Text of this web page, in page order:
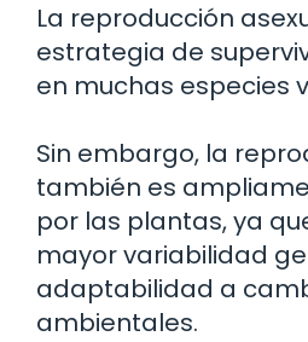
La reproducción
estrategia de
en muchas especies
Sin embargo, la
también es
por las plantas, ya
mayor variabilidad
adaptabilidad a
ambientales.